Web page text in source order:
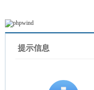
提示信息